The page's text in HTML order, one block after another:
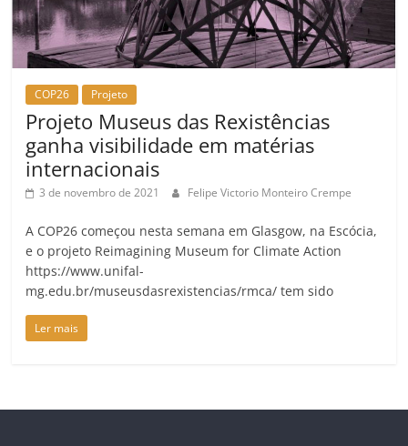
COP26 Projeto
Projeto Museus das Rexistências
ganha visibilidade em matérias
internacionais
3 de novembro de 2021 Felipe Victorio Monteiro Crempe
A COP26 começou nesta semana em Glasgow, na Escócia,
e o projeto Reimagining Museum for Climate Action
https://www.unifal-
mg.edu.br/museusdasrexistencias/rmca/ tem sido
Ler mais